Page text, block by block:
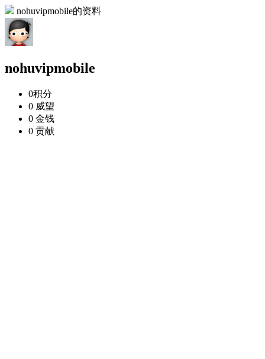
nohuvipmobile的资料
nohuvipmobile
0积分
0 威望
0 金钱
0 贡献